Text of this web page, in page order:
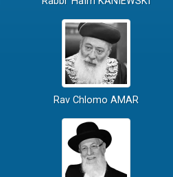
Rav Chlomo AMAR